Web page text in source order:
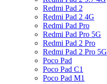
Redmi Pad 2
Redmi Pad 2 4G
Redmi Pad Pro
Redmi Pad Pro 5G
Redmi Pad 2 Pro
Redmi Pad 2 Pro 5G
Poco Pad
Poco Pad C1
Poco Pad M1